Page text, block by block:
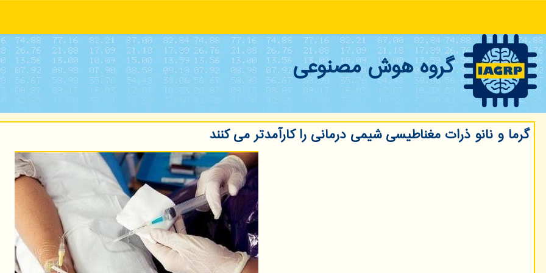
گروه هوش مصنوعی
گرما و نانو ذرات مغناطیسی شیمی درمانی را كارآمدتر می كنند